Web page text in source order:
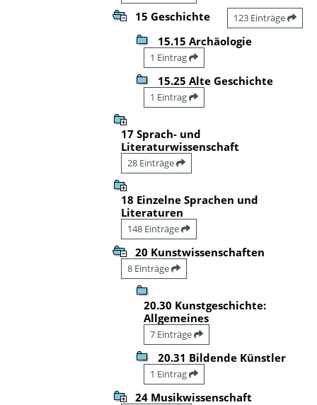
15 Geschichte 123 Einträge
15.15 Archäologie
1 Eintrag
15.25 Alte Geschichte
1 Eintrag
17 Sprach- und
Literaturwissenschaft
28 Einträge
18 Einzelne Sprachen und
Literaturen
148 Einträge
20 Kunstwissenschaften
8 Einträge
20.30 Kunstgeschichte:
Allgemeines
7 Einträge
20.31 Bildende Künstler
1 Eintrag
24 Musikwissenschaft